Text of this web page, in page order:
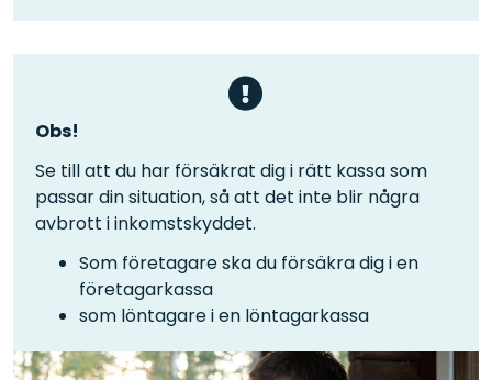
Obs!
Se till att du har försäkrat dig i rätt kassa som
passar din situation, så att det inte blir några
avbrott i inkomstskyddet.
Som företagare ska du försäkra dig i en
företagarkassa
som löntagare i en löntagarkassa